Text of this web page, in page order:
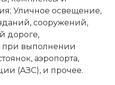
Уличное освещение,
сооружений,
дороге,
при выполнении
аэропорта,
(АЗС), и прочее.